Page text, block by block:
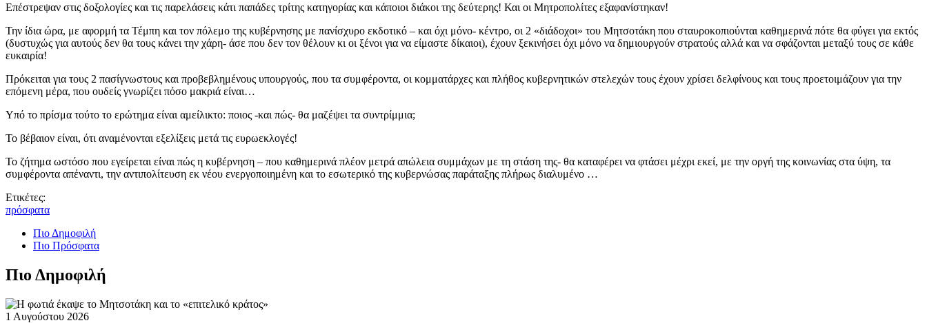
Επέστρεψαν στις δοξολογίες και τις παρελάσεις κάτι παπάδες τρίτης κατηγορίας και κάποιοι διάκοι της δεύτερης! Και οι Μητροπολίτες εξαφανίστηκαν!
Την ίδια ώρα, με αφορμή τα Τέμπη και τον πόλεμο της κυβέρνησης με πανίσχυρο εκδοτικό – και όχι μόνο- κέντρο, οι 2 «διάδοχοι» του Μητσοτάκη που σταυροκοπιούνται καθημερινά πότε θα φύγει για εκτός
(δυστυχώς για αυτούς δεν θα τους κάνει την χάρη- άσε που δεν τον θέλουν κι οι ξένοι για να είμαστε δίκαιοι), έχουν ξεκινήσει όχι μόνο να δημιουργούν στρατούς αλλά και να σφάζονται μεταξύ τους σε κάθε
ευκαιρία!
Πρόκειται για τους 2 πασίγνωστους και προβεβλημένους υπουργούς, που τα συμφέροντα, οι κομματάρχες και πλήθος κυβερνητικών στελεχών τους έχουν χρίσει δελφίνους και τους προετοιμάζουν για την
επόμενη μέρα, που ουδείς γνωρίζει πόσο μακριά είναι…
Υπό το πρίσμα τούτο το ερώτημα είναι αμείλικτο: ποιος -και πώς- θα μαζέψει τα συντρίμμια;
Το βέβαιον είναι, ότι αναμένονται εξελίξεις μετά τις ευρωεκλογές!
Το ζήτημα ωστόσο που εγείρεται είναι πώς η κυβέρνηση – που καθημερινά πλέον μετρά απώλεια συμμάχων με τη στάση της- θα καταφέρει να φτάσει μέχρι εκεί, με την οργή της κοινωνίας στα ύψη, τα
συμφέροντα απέναντι, την αντιπολίτευση εκ νέου ενεργοποιημένη και το εσωτερικό της κυβερνώσας παράταξης πλήρως διαλυμένο …
Ετικέτες:
πρόσφατα
Πιο Δημοφιλή
Πιο Πρόσφατα
Πιο Δημοφιλή
1 Αυγούστου 2026